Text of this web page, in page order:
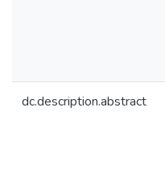
dc.description.abstract